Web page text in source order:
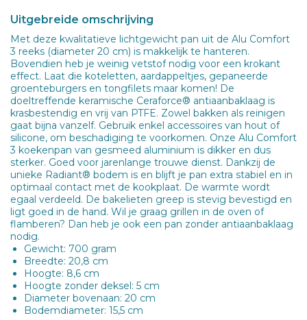
Uitgebreide omschrijving
Met deze kwalitatieve lichtgewicht pan uit de Alu Comfort
3 reeks (diameter 20 cm) is makkelijk te hanteren.
Bovendien heb je weinig vetstof nodig voor een krokant
effect. Laat die koteletten, aardappeltjes, gepaneerde
groenteburgers en tongfilets maar komen! De
doeltreffende keramische Ceraforce® antiaanbaklaag is
krasbestendig en vrij van PTFE. Zowel bakken als reinigen
gaat bijna vanzelf. Gebruik enkel accessoires van hout of
silicone, om beschadiging te voorkomen. Onze Alu Comfort
3 koekenpan van gesmeed aluminium is dikker en dus
sterker. Goed voor jarenlange trouwe dienst. Dankzij de
unieke Radiant® bodem is en blijft je pan extra stabiel en in
optimaal contact met de kookplaat. De warmte wordt
egaal verdeeld. De bakelieten greep is stevig bevestigd en
ligt goed in de hand. Wil je graag grillen in de oven of
flamberen? Dan heb je ook een pan zonder antiaanbaklaag
nodig.
Gewicht: 700 gram
Breedte: 20,8 cm
Hoogte: 8,6 cm
Hoogte zonder deksel: 5 cm
Diameter bovenaan: 20 cm
Bodemdiameter: 15,5 cm